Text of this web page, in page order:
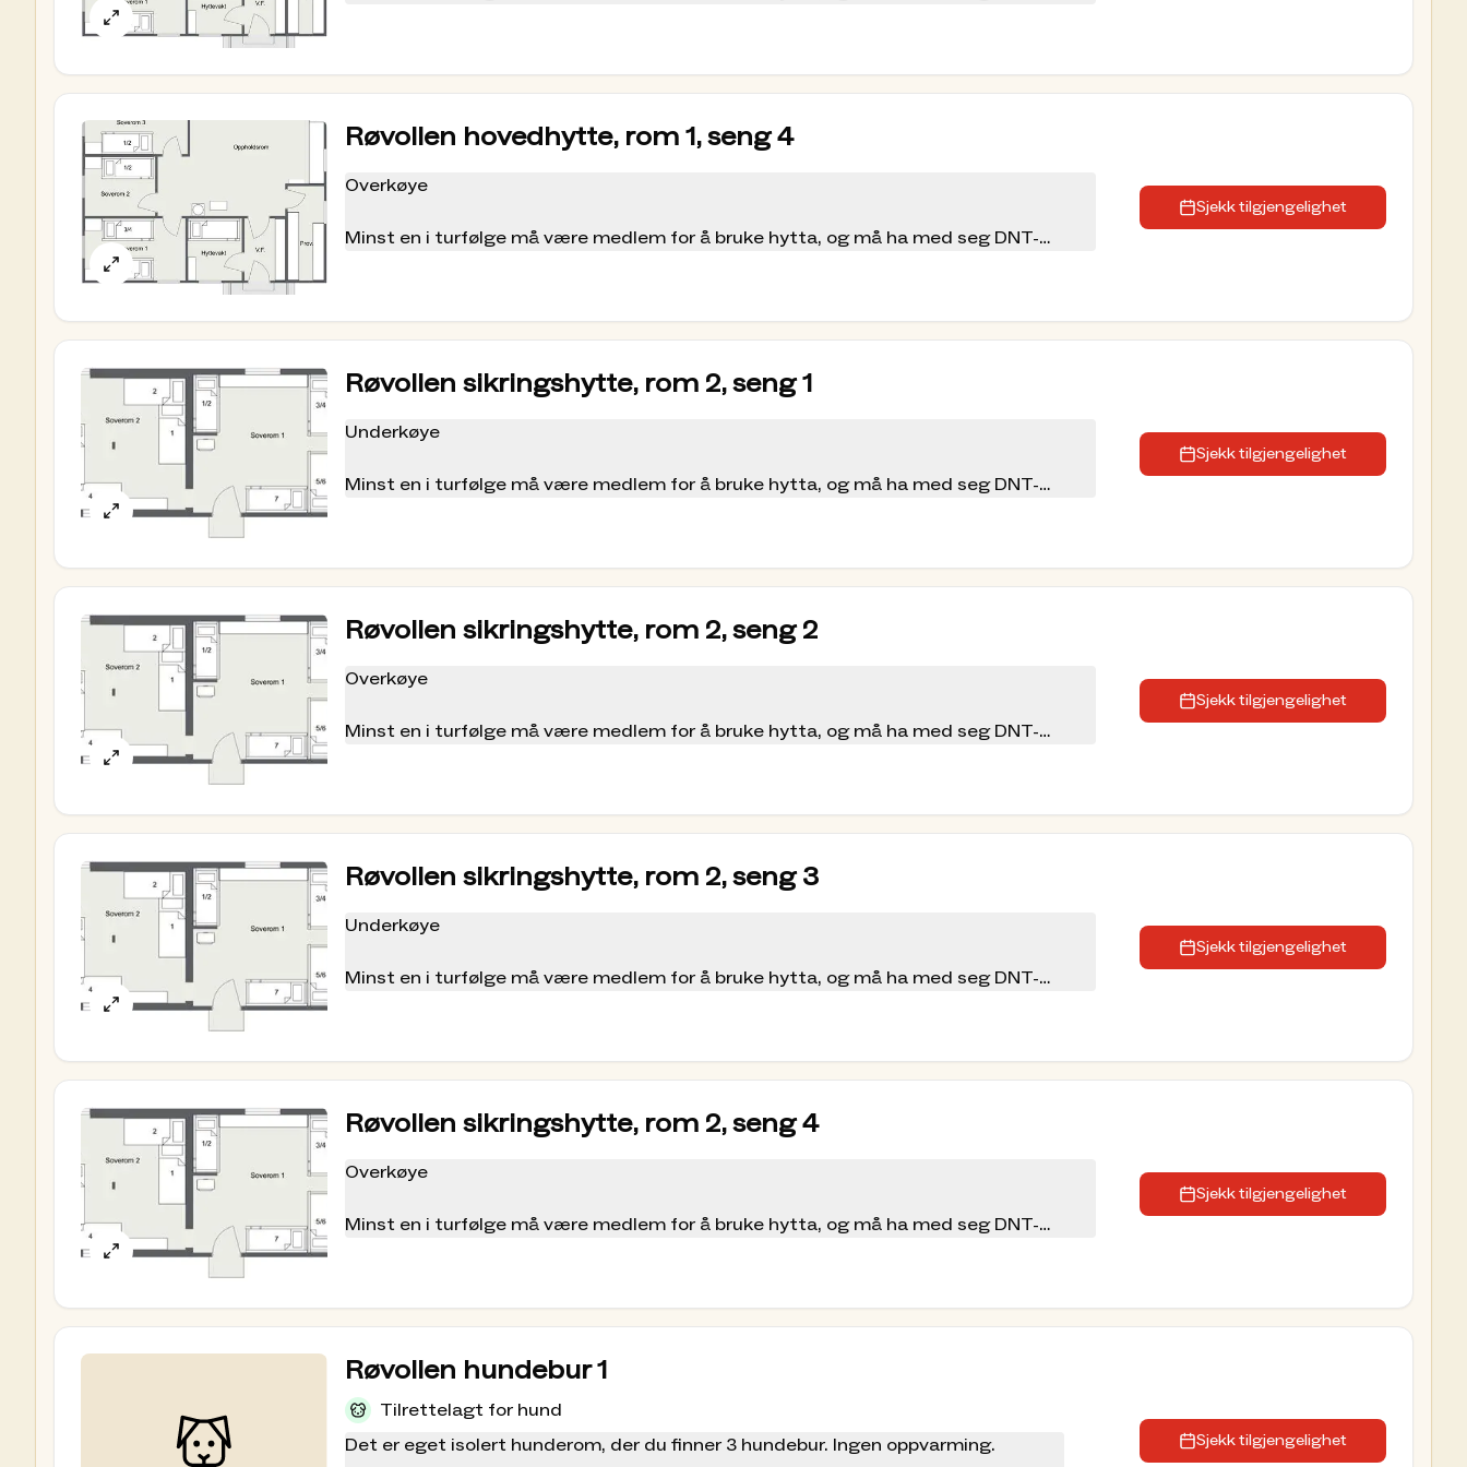
kontanter på selvbetjeningshyttene.
soverom 2. Både senger på dette soverommet og alle hundebur kan forhåndsbestilles.
Flere hytter i Femundsmarka
Se oversikt over alle
DNT-hyttene i Femundsmarka
Aktuelle kart
Norges-serienfra Nordeca: bl.a. "Feragen 10081"
Turkart: Femunden Nord (2008) 1:50 000, Femunden (2010) 1:100 000 fra Nordeca
Denne hytta har fått støtte av overskuddet fra spillemidlene til Norsk Tipping.
Røvollen hovedhytte, rom 1, seng 4
Overkøye
Minst en i turfølge må være medlem for å bruke hytta, og må ha med seg DNT-
Sjekk tilgjengelighet
Røvollen sikringshytte, rom 2, seng 1
Underkøye
Minst en i turfølge må være medlem for å bruke hytta, og må ha med seg DNT-
Sjekk tilgjengelighet
Røvollen sikringshytte, rom 2, seng 2
Overkøye
Minst en i turfølge må være medlem for å bruke hytta, og må ha med seg DNT-
Sjekk tilgjengelighet
Røvollen sikringshytte, rom 2, seng 3
Underkøye
Minst en i turfølge må være medlem for å bruke hytta, og må ha med seg DNT-
Sjekk tilgjengelighet
Røvollen sikringshytte, rom 2, seng 4
Overkøye
Minst en i turfølge må være medlem for å bruke hytta, og må ha med seg DNT-
Sjekk tilgjengelighet
Røvollen hundebur 1
Tilrettelagt for hund
Det er eget isolert hunderom, der du finner 3 hundebur. Ingen oppvarming.
Sjekk tilgjengelighet